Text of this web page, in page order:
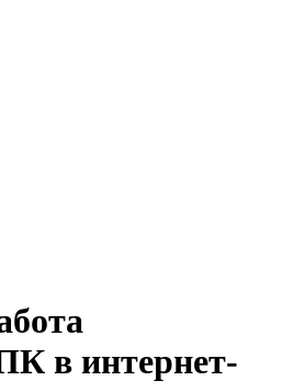
в интернет-